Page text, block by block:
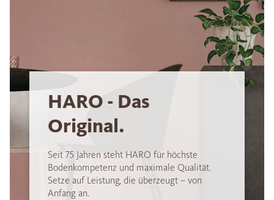
HARO - Das
Original.
Seit 75 Jahren steht HARO für höchste
Bodenkompetenz und maximale Qualität.
Setze auf Leistung, die überzeugt – von
Anfang an.